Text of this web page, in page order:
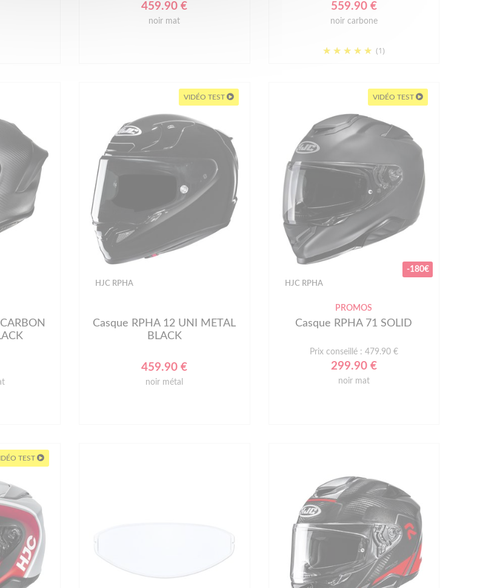
459.90 €
noir mat
559.90 €
noir carbone
(1)
VIDÉO TEST
HJC RPHA
Casque RPHA 12 UNI METAL
BLACK
459.90 €
noir métal
VIDÉO TEST
-180€
HJC RPHA
PROMOS
Casque RPHA 71 SOLID
Prix conseillé : 479.90 €
299.90 €
noir mat
TEST